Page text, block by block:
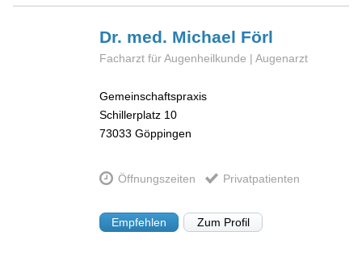
Dr. med. Michael Förl
Facharzt für Augenheilkunde | Augenarzt
Gemeinschaftspraxis
Schillerplatz 10
73033 Göppingen
Öffnungszeiten Privatpatienten
Empfehlen Zum Profil